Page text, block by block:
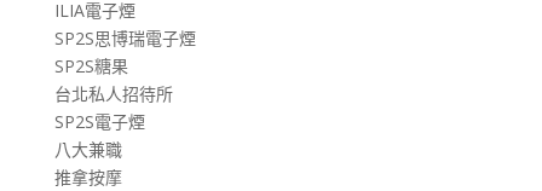
ILIA電子煙
SP2S思博瑞電子煙
SP2S糖果
台北私人招待所
SP2S電子煙
八大兼職
推拿按摩